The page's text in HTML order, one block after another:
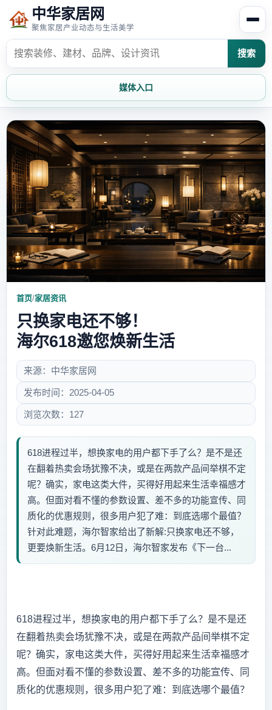
中华家居网
聚焦家居产业动态与生活美学
搜索
媒体入口
首页 家居资讯
家居风水 家居欣赏
时尚饰家 装修设计
家具知识 家居文化
家装攻略 创意家居
首页/家居资讯
只换家电还不够！
海尔618邀您焕新生活
来源：中华家居网
发布时间：2025-04-05
浏览次数：127
618进程过半，想换家电的用户都下手了么？是不是还
在翻着热卖会场犹豫不决，或是在两款产品间举棋不定
呢？确实，家电这类大件，买得好用起来生活幸福感才
高。但面对看不懂的参数设置、差不多的功能宣传、同
质化的优惠规则，很多用户犯了难：到底选哪个最值？
针对此难题，海尔智家给出了新解:只换家电还不够，
更要焕新生活。6月12日，海尔智家发布《下一台...
618进程过半，想换家电的用户都下手了么？是不是还
在翻着热卖会场犹豫不决，或是在两款产品间举棋不定
呢？确实，家电这类大件，买得好用起来生活幸福感才
高。但面对看不懂的参数设置、差不多的功能宣传、同
质化的优惠规则，很多用户犯了难：到底选哪个最值？